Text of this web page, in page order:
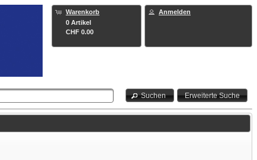
Warenkorb
0 Artikel
CHF 0.00
Anmelden
Suchen Erweiterte Suche